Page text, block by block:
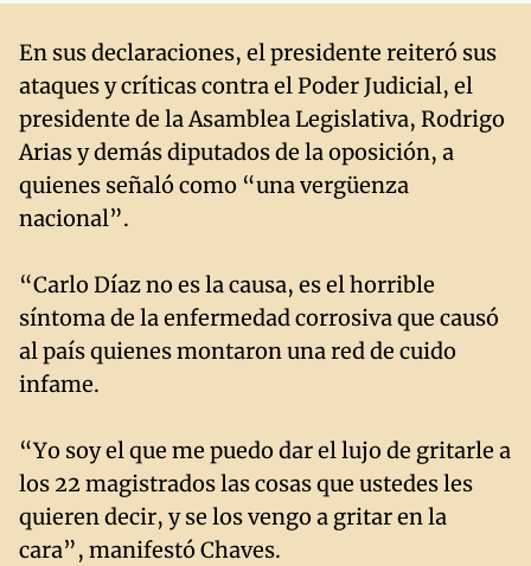
En sus declaraciones, el presidente reiteró sus
ataques y críticas contra el Poder Judicial, el
presidente de la Asamblea Legislativa, Rodrigo
Arias y demás diputados de la oposición, a
quienes señaló como “una vergüenza
nacional”.
“Carlo Díaz no es la causa, es el horrible
síntoma de la enfermedad corrosiva que causó
al país quienes montaron una red de cuido
infame.
“Yo soy el que me puedo dar el lujo de gritarle a
los 22 magistrados las cosas que ustedes les
quieren decir, y se los vengo a gritar en la
cara”, manifestó Chaves.